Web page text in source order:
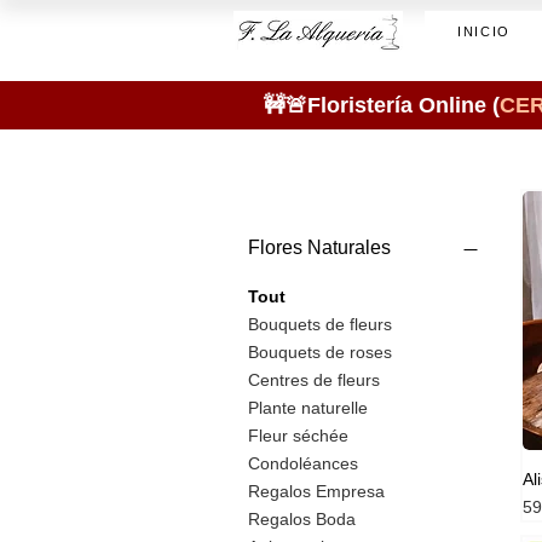
INICIO
🚧🚨Floristería Online (
Flores Naturales
Tout
Bouquets de fleurs
Bouquets de roses
Centres de fleurs
Plante naturelle
Fleur séchée
Condoléances
Regalos Empresa
Regalos Boda